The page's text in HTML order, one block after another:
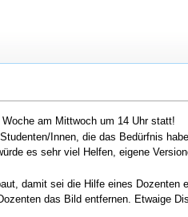
am Mittwoch um 14 Uhr statt!
Innen, die das Bedürfnis
es sehr viel Helfen, eigene
damit sei die Hilfe eines
das Bild entfernen. Etwaige